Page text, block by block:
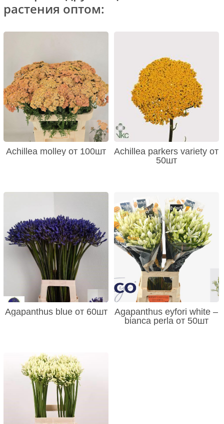
растения оптом:
Achillea molley от 100шт
Achillea parkers variety от
50шт
Agapanthus blue от 60шт
Agapanthus eyfori white –
bianca perla от 50шт